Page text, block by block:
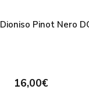
Dioniso Pinot Nero
16,00€